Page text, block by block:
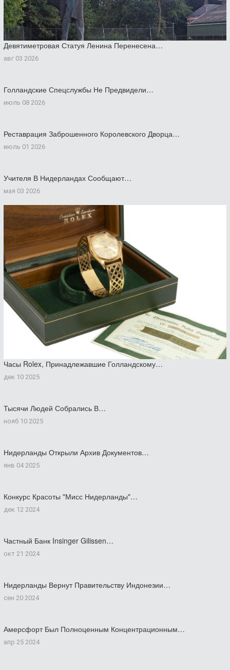
Девятиметровая Статуя Ленина Перенесена…
авг 03 2026
Голландские Спецслужбы Не Предвидели…
июль 08 2026
Реставрация Заброшенного Королевского Дворца…
июль 01 2026
Учителя В Нидерландах Сообщают…
мая 03 2026
Часы Rolex, Принадлежавшие Голландскому…
дек 10 2025
Тысячи Людей Собрались В…
нояб 10 2025
Нидерланды Открыли Архив Документов…
янв 04 2025
Конкурс Красоты "Мисс Нидерланды"…
дек 12 2024
Частный Банк Insinger Gilissen…
окт 21 2024
Нидерланды Вернут Правительству Индонезии…
сен 20 2024
Амерсфорт Был Полноценным Концентрационным…
апр 25 2024